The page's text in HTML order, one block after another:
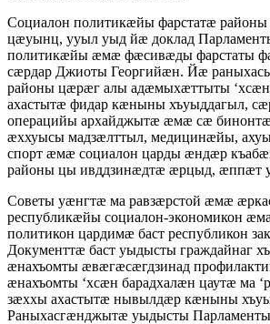
Социалон политикæйы фарстатæ
цæуынц, ууыл уыд йæ доклад
политикæйы æмæ фæсивæды фарстаты
сæрдар Джиоты Георгийæн. Йæ
районы цæрæг алы адæмыхæттыты
ахастытæ фидар кæныны хъуыддагыл,
операцийы архайджытæ æмæ сæ
æххуысы мадзæлттыл, медицинæйы,
спорт æмæ социалон царды æндæр
районы цы ивддзинæдтæ æрцыд, æппæт
Советы уæнгтæ ма равзæрстой æмæ
республикæйы социалон-экономикон
политикон цардимæ баст республикон
Документтæ баст уыдысты граждайнаг
æнахъомты æвæгæсæгдзинад
æнахъомты ‘хсæн барадхалæн цаутæ ма
зæххы ахастытæ нывылдæр кæныны
Раныхасгæнджытæ уыдысты